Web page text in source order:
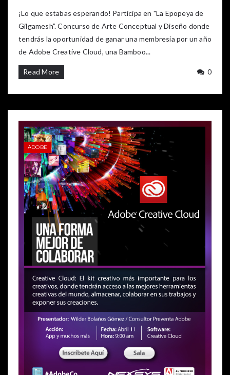
¡Lo que estabas esperando! Participa en "La Epopeya de
Gilgamesh”. Concurso de Arte Conceptual y Diseño donde
tendrás la oportunidad de ganar una membresía por un año
de Adobe Creative Cloud, una Bamboo...
Read More 0
ADOBE